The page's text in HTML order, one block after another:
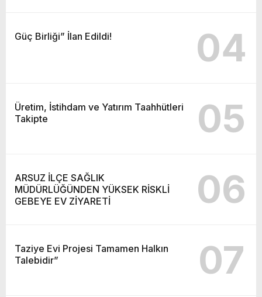
Güç Birliği” İlan Edildi! 04
Üretim, İstihdam ve Yatırım Taahhütleri
Takipte
05
ARSUZ İLÇE SAĞLIK
MÜDÜRLÜĞÜNDEN YÜKSEK RİSKLİ
GEBEYE EV ZİYARETİ
06
Taziye Evi Projesi Tamamen Halkın
Talebidir”
07